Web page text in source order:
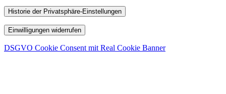
Historie der Privatsphäre-Einstellungen
Einwilligungen widerrufen
DSGVO Cookie Consent mit Real Cookie Banner